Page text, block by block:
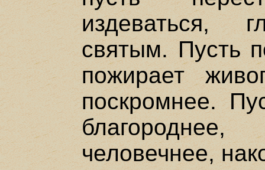
издеваться,
святым. Пусть
пожирает
поскромнее.
человечнее,